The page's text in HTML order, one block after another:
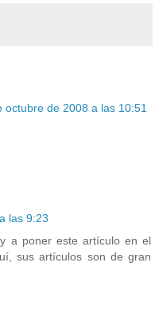
octubre de 2008 a las 10:51
las 9:23
a poner este artículo en el
sus artículos son de gran